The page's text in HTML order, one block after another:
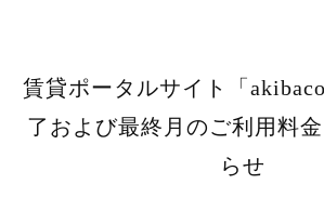
賃貸ポータルサイト「
了および最終月のご利用料
らせ